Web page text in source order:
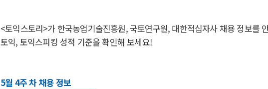
<토익스토리>가 한국농업기술진흥원, 국토연구원, 대한적십자사 채용 정보를
토익, 토익스피킹 성적 기준을 확인해 보세요!
5월 4주 차 채용 정보